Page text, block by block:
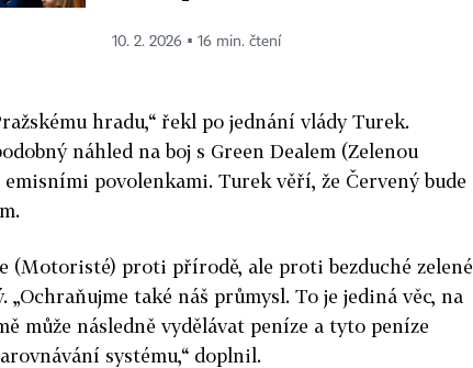
10. 2. 2026 ▪ 16 min. čtení
hradu,“ řekl po jednání vlády Turek.
náhled na boj s Green Dealem (Zelenou
povolenkami. Turek věří, že Červenýbude
(Motoristé) proti přírodě, ale proti bezduché zelené
. „Ochraňujme také náš průmysl. To je jediná věc, na
může následně vydělávat peníze a tyto peníze
systému,“ doplnil.